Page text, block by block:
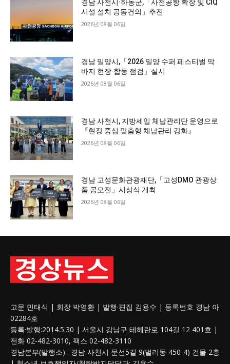
경남 사천시·하동군,「사천공항 확장 및 CIQ
시설 설치 공동건의」추진
2026년 08월 06일
경남 밀양시,「2026 밀양 수퍼 페스티벌 막
바지 현장·합동 점검」실시
2026년 08월 06일
경남 사천시, 지방세입 체납관리단 운영으로
『현장 중심 맞춤형 체납관리 강화』
2026년 08월 06일
경남 고성문화관광재단,「고성DMO 관광상
품 공모전」시상식 개최
2026년 08월 06일
고문 민태식 | 회장 박영환 | 발행·편집 김용수 | 등록번호 경남 아
02284호
등록·발행:2014.5.30 | 서울시 강남구 테헤란로 104길 12 401호 |
전화 02-482-3010, 팩스 02-482-3110
경남본부(발행소) : 경남 사천시 문선5길 9(벌리동 450-4) 건물 2층